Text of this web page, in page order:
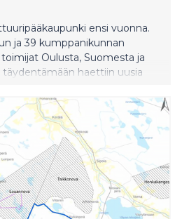
ensi vuonna.
ja 39 kumppanikunnan
Oulusta, Suomesta ja
täydentämään haettiin uusia
kulttuuriohjelmaa,
laveasti.